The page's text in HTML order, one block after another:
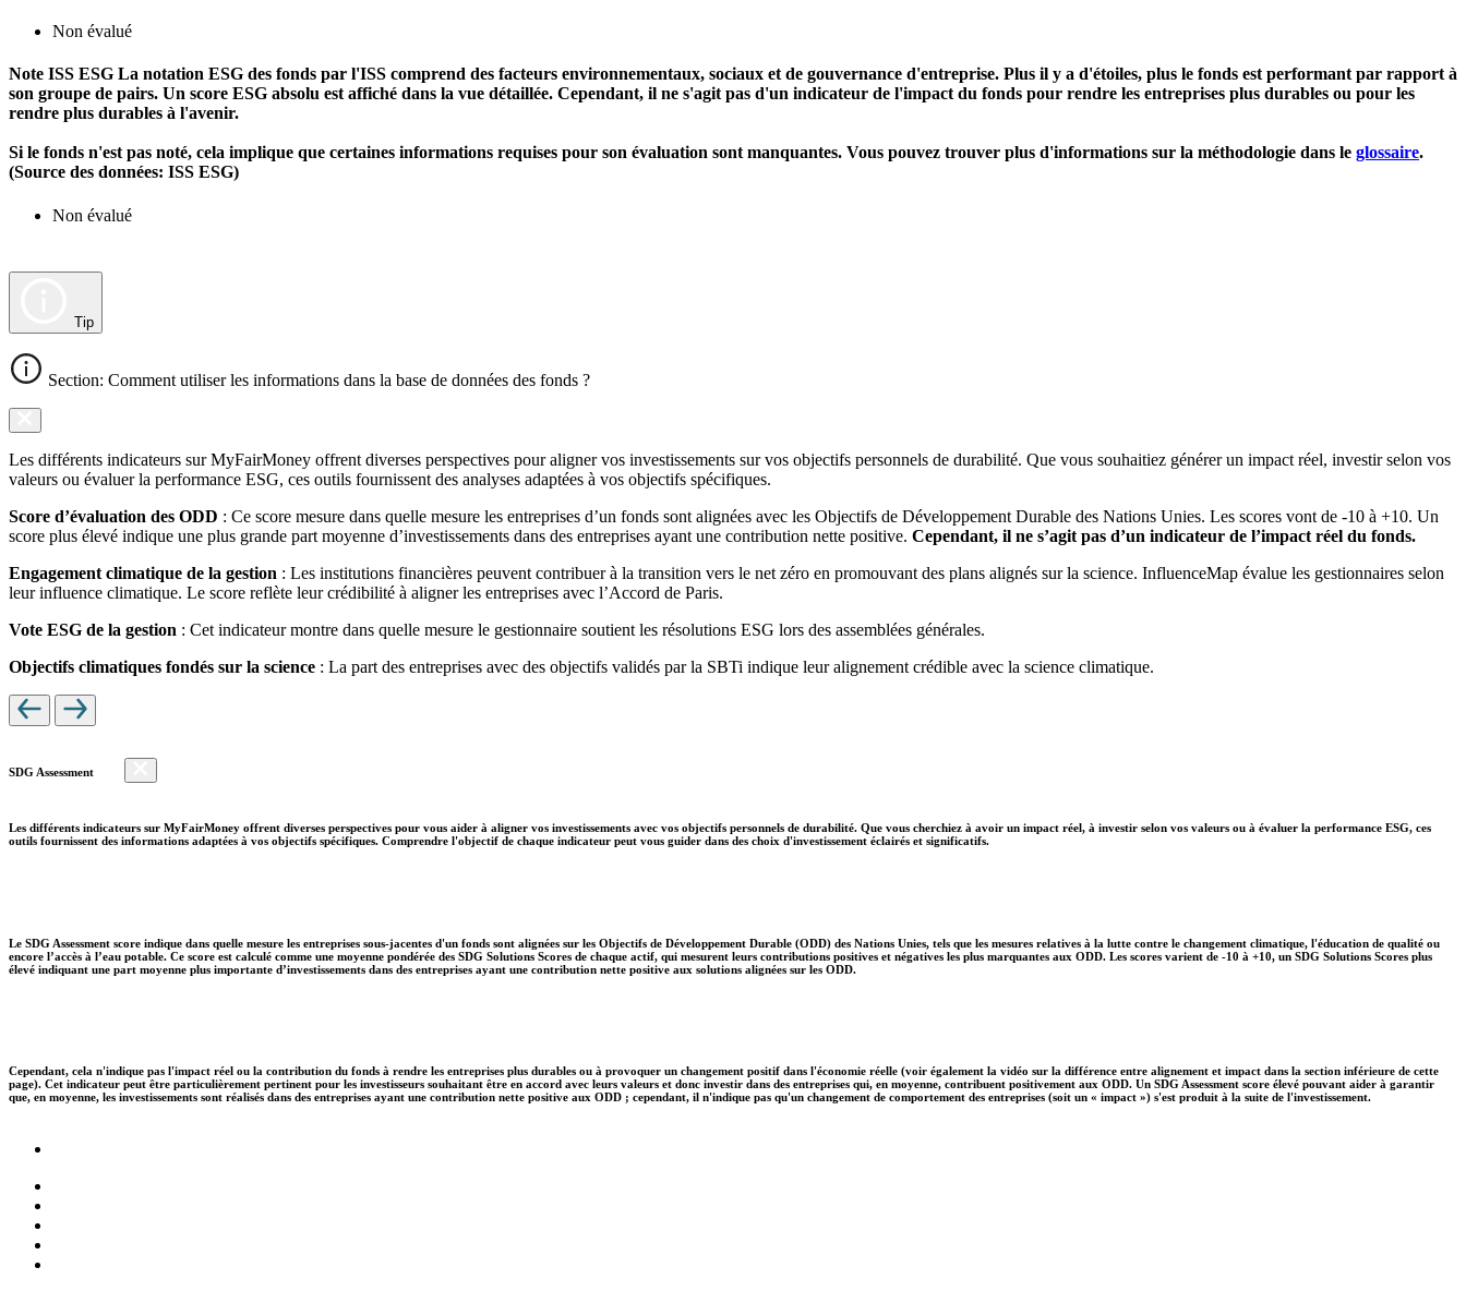
Non évalué
Note ISS ESG La notation ESG des fonds par l'ISS comprend des facteurs environnementaux, sociaux et de gouvernance d'entreprise. Plus il y a d'étoiles, plus le fonds est performant par rapport à
son groupe de pairs. Un score ESG absolu est affiché dans la vue détaillée. Cependant, il ne s'agit pas d'un indicateur de l'impact du fonds pour rendre les entreprises plus durables ou pour les
rendre plus durables à l'avenir.
Si le fonds n'est pas noté, cela implique que certaines informations requises pour son évaluation sont manquantes. Vous pouvez trouver plus d'informations sur la méthodologie dans le glossaire.
(Source des données: ISS ESG)
Non évalué
Tip
Section: Comment utiliser les informations dans la base de données des fonds ?
Les différents indicateurs sur MyFairMoney offrent diverses perspectives pour aligner vos investissements sur vos objectifs personnels de durabilité. Que vous souhaitiez générer un impact réel, investir selon vos
valeurs ou évaluer la performance ESG, ces outils fournissent des analyses adaptées à vos objectifs spécifiques.
Score d’évaluation des ODD : Ce score mesure dans quelle mesure les entreprises d’un fonds sont alignées avec les Objectifs de Développement Durable des Nations Unies. Les scores vont de -10 à +10. Un
score plus élevé indique une plus grande part moyenne d’investissements dans des entreprises ayant une contribution nette positive. Cependant, il ne s’agit pas d’un indicateur de l’impact réel du fonds.
Engagement climatique de la gestion : Les institutions financières peuvent contribuer à la transition vers le net zéro en promouvant des plans alignés sur la science. InfluenceMap évalue les gestionnaires selon
leur influence climatique. Le score reflète leur crédibilité à aligner les entreprises avec l’Accord de Paris.
Vote ESG de la gestion : Cet indicateur montre dans quelle mesure le gestionnaire soutient les résolutions ESG lors des assemblées générales.
Objectifs climatiques fondés sur la science : La part des entreprises avec des objectifs validés par la SBTi indique leur alignement crédible avec la science climatique.
SDG Assessment
Les différents indicateurs sur MyFairMoney offrent diverses perspectives pour vous aider à aligner vos investissements avec vos objectifs personnels de durabilité. Que vous cherchiez à avoir un impact réel, à investir selon vos valeurs ou à évaluer la performance ESG, ces
outils fournissent des informations adaptées à vos objectifs spécifiques. Comprendre l'objectif de chaque indicateur peut vous guider dans des choix d'investissement éclairés et significatifs.
Le SDG Assessment score indique dans quelle mesure les entreprises sous-jacentes d'un fonds sont alignées sur les Objectifs de Développement Durable (ODD) des Nations Unies, tels que les mesures relatives à la lutte contre le changement climatique, l'éducation de qualité ou
encore l’accès à l’eau potable. Ce score est calculé comme une moyenne pondérée des SDG Solutions Scores de chaque actif, qui mesurent leurs contributions positives et négatives les plus marquantes aux ODD. Les scores varient de -10 à +10, un SDG Solutions Scores plus
élevé indiquant une part moyenne plus importante d’investissements dans des entreprises ayant une contribution nette positive aux solutions alignées sur les ODD.
Cependant, cela n'indique pas l'impact réel ou la contribution du fonds à rendre les entreprises plus durables ou à provoquer un changement positif dans l'économie réelle (voir également la vidéo sur la différence entre alignement et impact dans la section inférieure de cette
page). Cet indicateur peut être particulièrement pertinent pour les investisseurs souhaitant être en accord avec leurs valeurs et donc investir dans des entreprises qui, en moyenne, contribuent positivement aux ODD. Un SDG Assessment score élevé pouvant aider à garantir
que, en moyenne, les investissements sont réalisés dans des entreprises ayant une contribution nette positive aux ODD ; cependant, il n'indique pas qu'un changement de comportement des entreprises (soit un « impact ») s'est produit à la suite de l'investissement.